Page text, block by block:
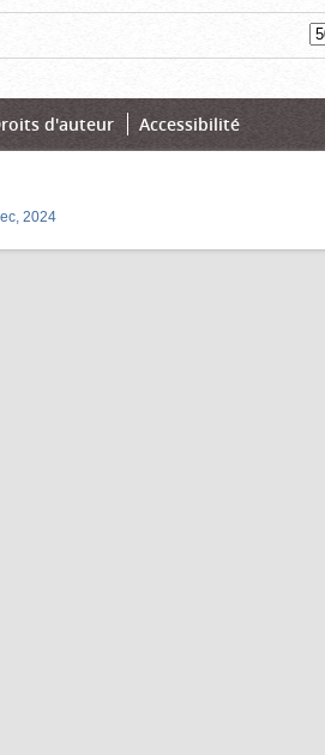
d'auteur Accessibilité
2024